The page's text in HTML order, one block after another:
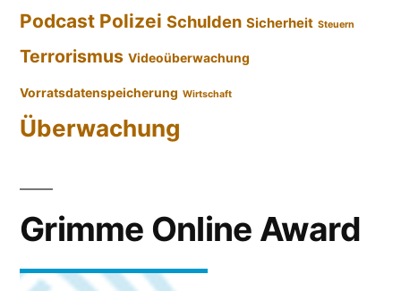
Podcast Polizei Schulden Sicherheit Steuern
Terrorismus Videoüberwachung
Vorratsdatenspeicherung Wirtschaft
Überwachung
Grimme Online Award